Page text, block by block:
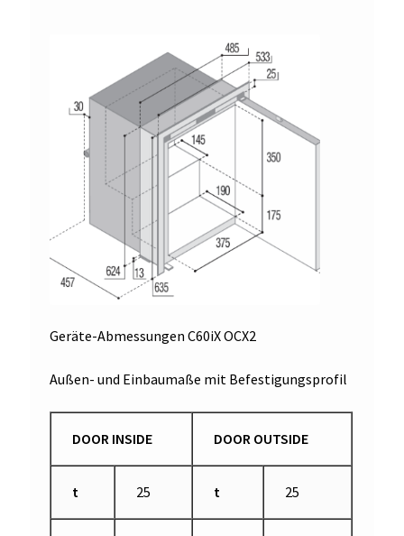
Geräte-Abmessungen C60iX OCX2
Außen- und Einbaumaße mit Befestigungsprofil
DOOR INSIDE DOOR OUTSIDE
t 25 t 25